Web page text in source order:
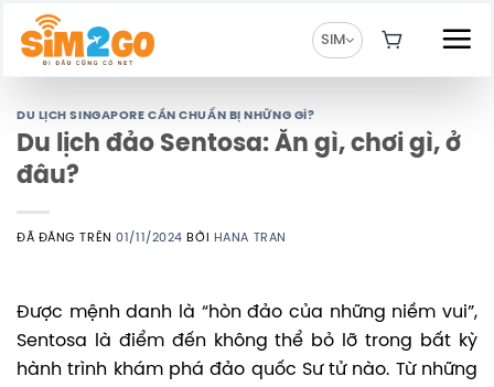
Chuyển
đến
SIM
DU LỊCH SINGAPORE CẦN CHUẨN BỊ NHỮNG GÌ?
Du lịch đảo Sentosa: Ăn gì, chơi gì, ở
đâu?
ĐÃ ĐĂNG TRÊN01/11/2024 BỞI HANA TRAN
Được mệnh danh là “hòn đảo của những niềm vui”,
Sentosa là điểm đến không thể bỏ lỡ trong bất kỳ
hành trình khám phá đảo quốc Sư tử nào. Từ những